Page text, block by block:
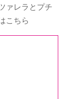
ァレラとプチ
こちら